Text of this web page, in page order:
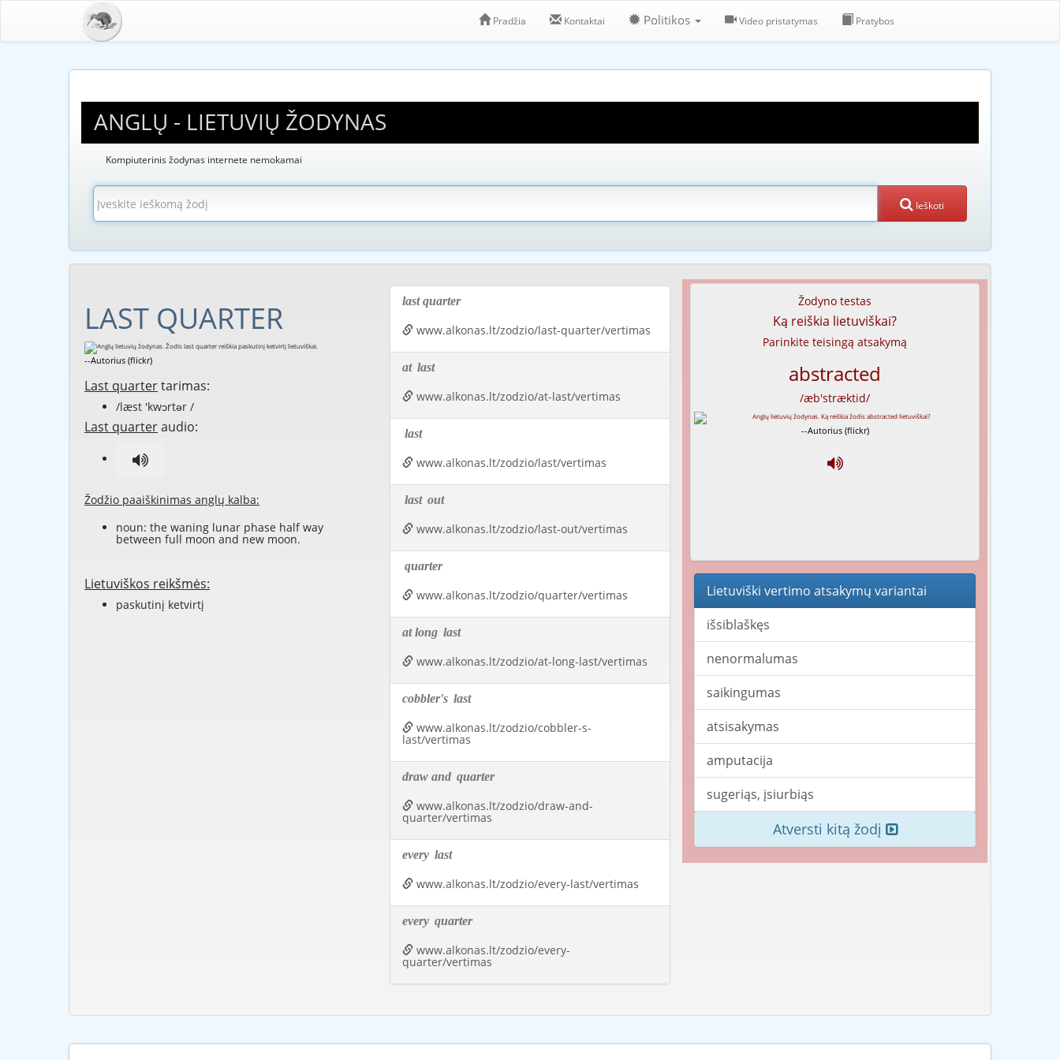
Pradžia Kontaktai Politikos Video pristatymas Pratybos
ANGLŲ - LIETUVIŲ ŽODYNAS
Kompiuterinis žodynas internete nemokamai
Ieškoti
LAST QUARTER
--Autorius (flickr)
Last quartertarimas:
/læst 'kwɔrtər /
Last quarteraudio:
Žodžio paaiškinimas anglų kalba:
noun: the waning lunar phase half way
between full moon and new moon.
Lietuviškos reikšmės:
paskutinį ketvirtį
last quarter
www.alkonas.lt/zodzio/last-quarter/vertimas
at last
www.alkonas.lt/zodzio/at-last/vertimas
last
www.alkonas.lt/zodzio/last/vertimas
last out
www.alkonas.lt/zodzio/last-out/vertimas
quarter
www.alkonas.lt/zodzio/quarter/vertimas
at long last
www.alkonas.lt/zodzio/at-long-last/vertimas
cobbler's last
www.alkonas.lt/zodzio/cobbler-s-
last/vertimas
draw and quarter
www.alkonas.lt/zodzio/draw-and-
quarter/vertimas
every last
www.alkonas.lt/zodzio/every-last/vertimas
every quarter
www.alkonas.lt/zodzio/every-
quarter/vertimas
Žodyno testas
Ką reiškia lietuviškai?
Parinkite teisingą atsakymą
abstracted
/æb'stræktid/
--Autorius (flickr)
Lietuviški vertimo atsakymų variantai
išsiblaškęs
nenormalumas
saikingumas
atsisakymas
amputacija
sugeriąs, įsiurbiąs
Atversti kitą žodį